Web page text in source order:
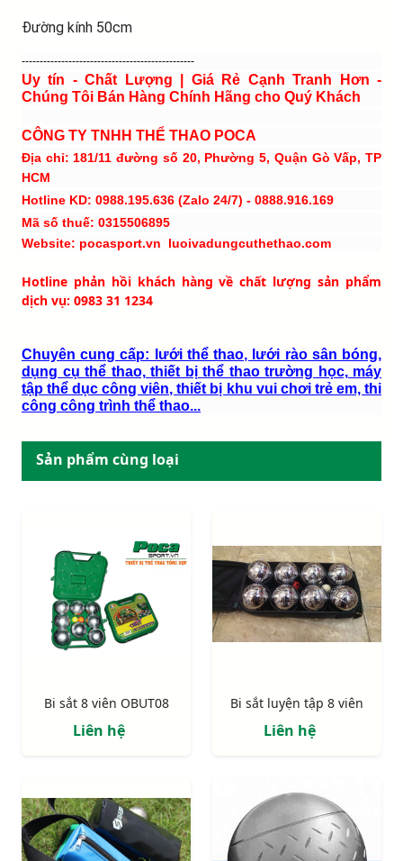
Đường kính 50cm
------------------------------------------------
Uy tín - Chất Lượng | Giá Rẻ Cạnh Tranh Hơn -
Chúng Tôi Bán Hàng Chính Hãng cho Quý Khách
CÔNG TY TNHH THỂ THAO POCA
Địa chỉ: 181/11 đường số 20, Phường 5, Quận Gò Vấp, TP
HCM
Hotline KD: 0988.195.636 (Zalo 24/7) - 0888.916.169
Mã số thuế: 0315506895
Website: pocasport.vn luoivadungcuthethao.com
Hotline phản hồi khách hàng về chất lượng sản phẩm
dịch vụ: 0983 31 1234
Chuyên cung cấp: lưới thể thao, lưới rào sân bóng,
dụng cụ thể thao, thiết bị thể thao trường học, máy
tập thể dục công viên, thiết bị khu vui chơi trẻ em, thi
công công trình thể thao...
Sản phẩm cùng loại
Bi sắt 8 viên OBUT08
Liên hệ
Bi sắt luyện tập 8 viên
Liên hệ